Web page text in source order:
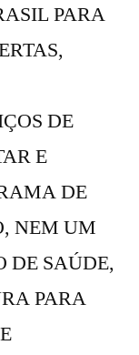
PARA
DE
E
DE
NEM UM
DE SAÚDE,
PARA